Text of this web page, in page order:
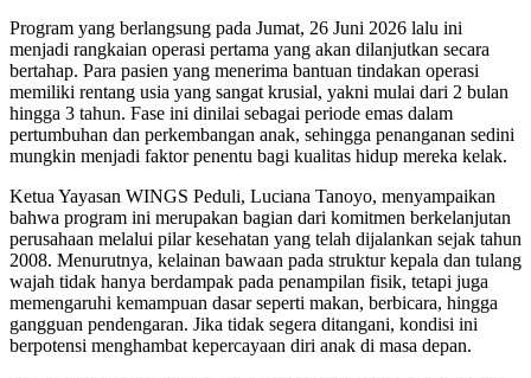
Program yang berlangsung pada Jumat, 26 Juni 2026 lalu ini
menjadi rangkaian operasi pertama yang akan dilanjutkan secara
bertahap. Para pasien yang menerima bantuan tindakan operasi
memiliki rentang usia yang sangat krusial, yakni mulai dari 2 bulan
hingga 3 tahun. Fase ini dinilai sebagai periode emas dalam
pertumbuhan dan perkembangan anak, sehingga penanganan sedini
mungkin menjadi faktor penentu bagi kualitas hidup mereka kelak.
Ketua Yayasan WINGS Peduli, Luciana Tanoyo, menyampaikan
bahwa program ini merupakan bagian dari komitmen berkelanjutan
perusahaan melalui pilar kesehatan yang telah dijalankan sejak tahun
2008. Menurutnya, kelainan bawaan pada struktur kepala dan tulang
wajah tidak hanya berdampak pada penampilan fisik, tetapi juga
memengaruhi kemampuan dasar seperti makan, berbicara, hingga
gangguan pendengaran. Jika tidak segera ditangani, kondisi ini
berpotensi menghambat kepercayaan diri anak di masa depan.